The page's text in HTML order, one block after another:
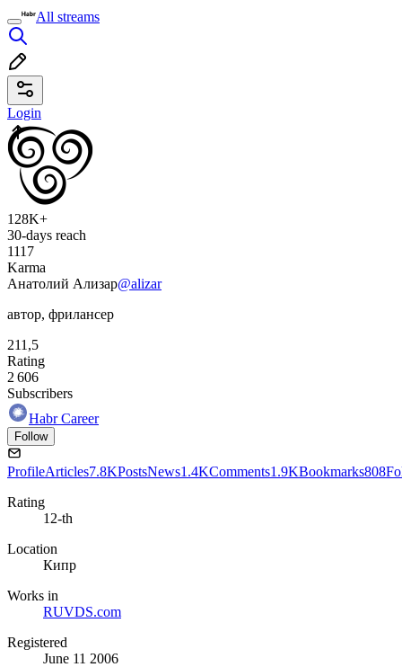
All streams
Login
128K+
30-days reach
1117
Karma
Анатолий Ализар@alizar
автор, фрилансер
211,5
Rating
2 606
Subscribers
Habr Career
Follow
ProfileArticles7.8KPostsNews1.4KComments1.9KBookmarks808
Rating
12-th
Location
Кипр
Works in
RUVDS.com
Registered
June 11 2006